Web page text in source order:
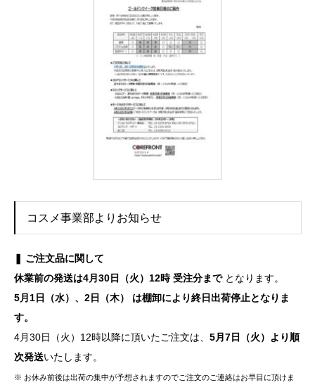
コスメ事業部よりお知らせ
❚ ご注文品に関して
休業前の発送は4月30日（火）12時 受注分までとなります。
5月1日（水）、2日（木） は棚卸により終日出荷停止となりま
す。
4月30日（火）12時以降に頂いたご注文は、 5月7日（火）より順
次発送いたします。
※ お休み前後は出荷の集中が予想されますのでご注文のご連絡はお早目に頂けま